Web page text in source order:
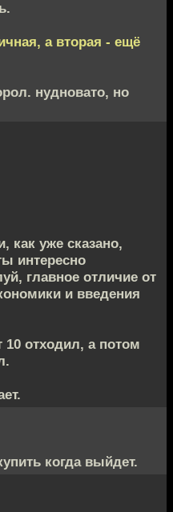
а вторая - ещё
нудновато, но
как уже сказано,
интересно
главное отличие от
и введения
отходил, а потом
когда выйдет.